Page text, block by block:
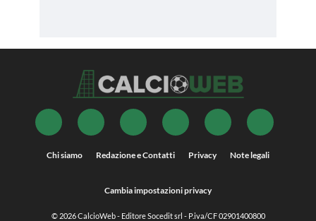
Chi siamo Redazione e Contatti Privacy Note legali
Cambia impostazioni privacy
© 2026CalcioWeb- Editore Socedit srl - P.iva/CF 02901400800